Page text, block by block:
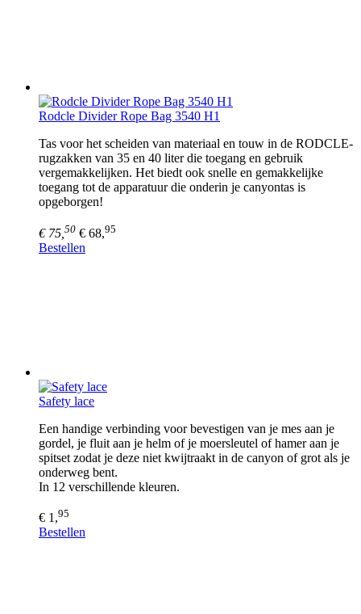
Rodcle Divider Rope Bag 3540 H1
Tas voor het scheiden van materiaal en touw in de RODCLE-
rugzakken van 35 en 40 liter die toegang en gebruik
vergemakkelijken. Het biedt ook snelle en gemakkelijke
toegang tot de apparatuur die onderin je canyontas is
opgeborgen!
€ 75, 50 € 68,95
Bestellen
Safety lace
Een handige verbinding voor bevestigen van je mes aan je
gordel, je fluit aan je helm of je moersleutel of hamer aan je
spitset zodat je deze niet kwijtraakt in de canyon of grot als je
onderweg bent.
In 12 verschillende kleuren.
€ 1,95
Bestellen